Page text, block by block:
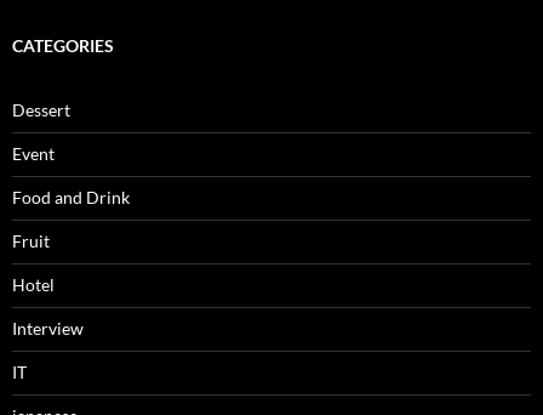
CATEGORIES
Dessert
Event
Food and Drink
Fruit
Hotel
Interview
IT